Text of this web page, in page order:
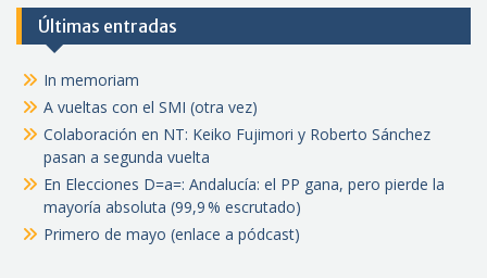
Últimas entradas
In memoriam
A vueltas con el SMI (otra vez)
Colaboración en NT: Keiko Fujimori y Roberto Sánchez
pasan a segunda vuelta
En Elecciones D=a=: Andalucía: el PP gana, pero pierde la
mayoría absoluta (99,9 % escrutado)
Primero de mayo (enlace a pódcast)